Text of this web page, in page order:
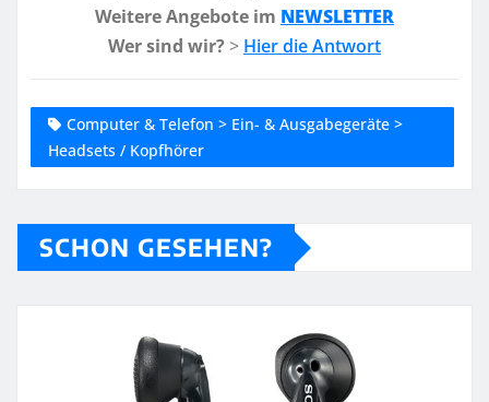
Weitere Angebote im NEWSLETTER
Wer sind wir? > Hier die Antwort
Computer & Telefon > Ein- & Ausgabegeräte >
Headsets / Kopfhörer
SCHON GESEHEN?